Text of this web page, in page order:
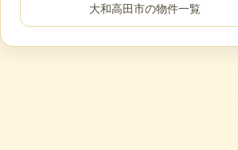
大和高田市の物件一覧